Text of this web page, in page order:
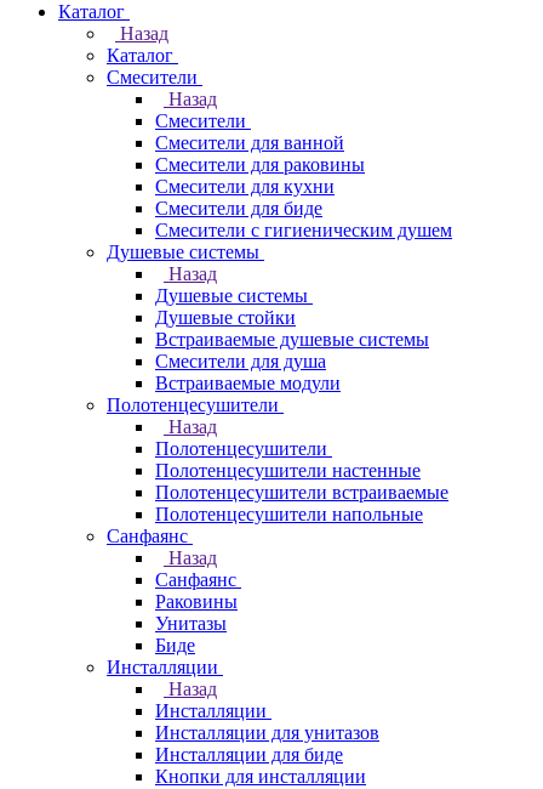
Каталог
Назад
Каталог
Смесители
Назад
Смесители
Смесители для ванной
Смесители для раковины
Смесители для кухни
Смесители для биде
Смесители с гигиеническим душем
Душевые системы
Назад
Душевые системы
Душевые стойки
Встраиваемые душевые системы
Смесители для душа
Встраиваемые модули
Полотенцесушители
Назад
Полотенцесушители
Полотенцесушители настенные
Полотенцесушители встраиваемые
Полотенцесушители напольные
Санфаянс
Назад
Санфаянс
Раковины
Унитазы
Биде
Инсталляции
Назад
Инсталляции
Инсталляции для унитазов
Инсталляции для биде
Кнопки для инсталляции